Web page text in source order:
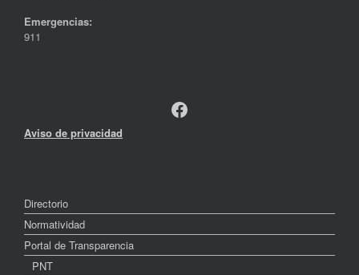
Emergencias:
911
Facebook
Aviso de privacidad
Directorio
Normatividad
Portal de Transparencia
PNT